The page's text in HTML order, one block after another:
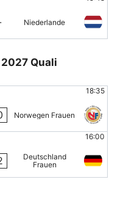
Niederlande
Quali
18:35
Norwegen Frauen
16:00
Deutschland
Frauen